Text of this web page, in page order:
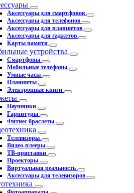
Аксессуары для смартфонов
Аксессуары для телефонов
Аксессуары для планшетов
Аксессуары для гаджетов
Карты памяти
устройства
Смартфоны
Мобильные телефоны
Умные часы
Планшеты
Электронные книги
Наушники
Гарнитуры
Фитнес браслеты
Телевизоры
Видео-плееры
ТВ-приставки
Проекторы
Виртуальная реальность
Аксессуары для телевизоров